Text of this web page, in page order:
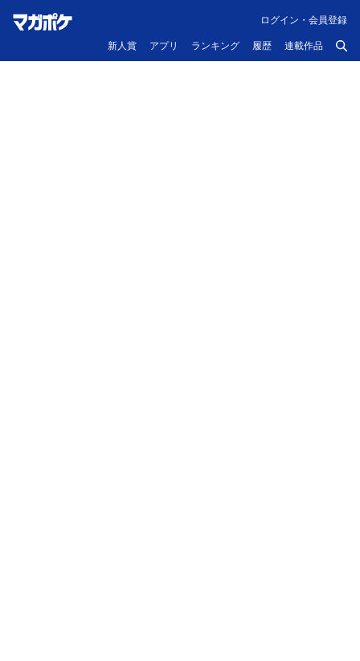
新人賞 アプリ ランキング 履歴 連載作品
ログイン・会員登録